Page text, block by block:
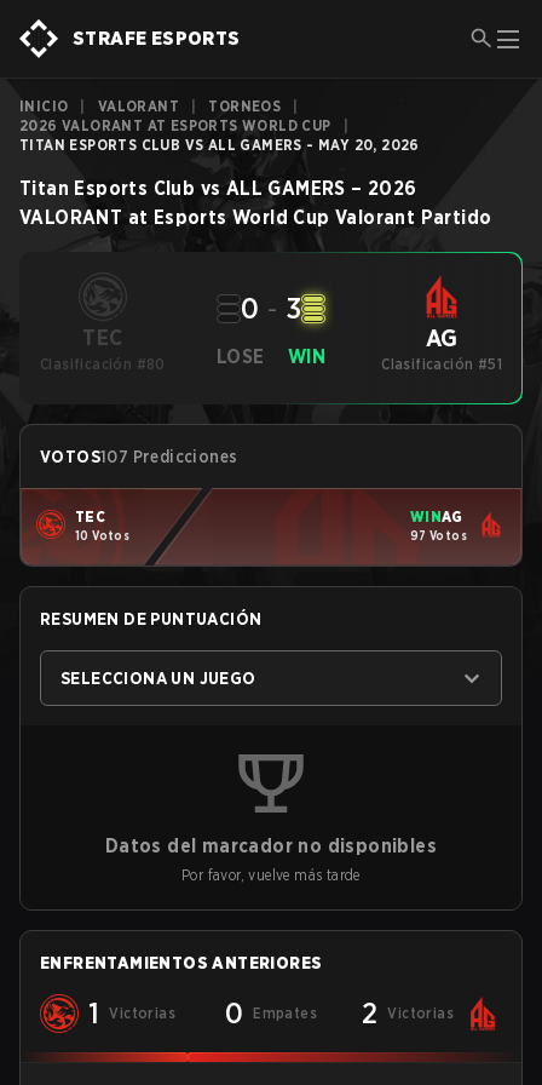
STRAFE ESPORTS
INICIO VALORANT TORNEOS
2026 VALORANT AT ESPORTS WORLD CUP
TITAN ESPORTS CLUB VS ALL GAMERS - MAY 20, 2026
Titan Esports Club vs ALL GAMERS – 2026
VALORANT at Esports World Cup Valorant Partido
TEC
Clasificación #80 LOSE
0 - 3
WIN
AG
Clasificación #51
VOTOS107 Predicciones
TEC
10 Votos
WINAG
97 Votos
RESUMEN DE PUNTUACIÓN
SELECCIONA UN JUEGO
Datos del marcador no disponibles
Por favor, vuelve más tarde
ENFRENTAMIENTOS ANTERIORES
1 Victorias 0 Empates 2 Victorias